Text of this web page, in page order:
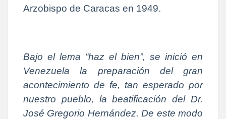
Arzobispo de Caracas en 1949.
Bajo el lema “haz el bien”, se inició en
Venezuela la preparación del gran
acontecimiento de fe, tan esperado por
nuestro pueblo, la beatificación del Dr.
José Gregorio Hernández. De este modo